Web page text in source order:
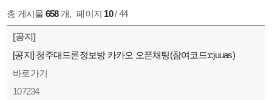
총 게시물 658개, 페이지 10/ 44
[공지]
[공지] 청주대드론정보방 카카오 오픈채팅(참여코드:cjuuas)
바로가기
107234